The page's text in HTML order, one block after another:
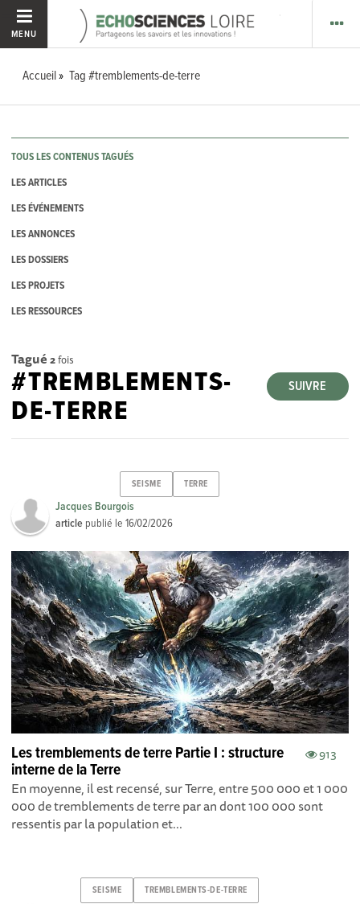
MENU
Accueil Tag #tremblements-de-terre
TOUS LES CONTENUS TAGUÉS
LES ARTICLES
LES ÉVÉNEMENTS
LES ANNONCES
LES DOSSIERS
LES PROJETS
LES RESSOURCES
Tagué 2fois
SUIVRE
#TREMBLEMENTS-
DE-TERRE
SEISME TERRE
Jacques Bourgois
article publié le16/02/2026
913
Les tremblements de terre Partie I : structure
interne de la Terre
En moyenne, il est recensé, sur Terre, entre 500 000 et 1 000
000 de tremblements de terre par an dont 100 000 sont
ressentis par la population et...
SEISME TREMBLEMENTS-DE-TERRE